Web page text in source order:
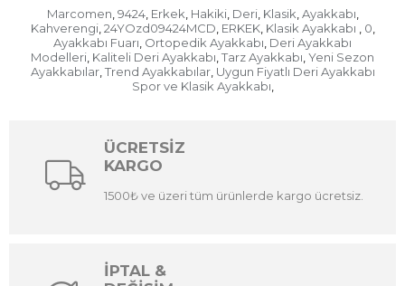
Marcomen, 9424, Erkek, Hakiki, Deri, Klasik, Ayakkabı,
Kahverengi, 24YOzd09424MCD, ERKEK, Klasik Ayakkabı , 0,
Ayakkabı Fuarı, Ortopedik Ayakkabı, Deri Ayakkabı
Modelleri, Kaliteli Deri Ayakkabı, Tarz Ayakkabı, Yeni Sezon
Ayakkabılar, Trend Ayakkabılar, Uygun Fiyatlı Deri Ayakkabı
Spor ve Klasik Ayakkabı,
ÜCRETSİZ
KARGO
1500₺ ve üzeri tüm ürünlerde kargo ücretsiz.
İPTAL &